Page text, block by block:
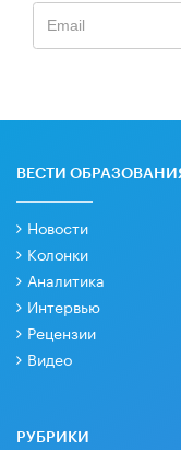
ВЕСТИ
Новости
Колонки
Аналитика
Интервью
Рецензии
Видео
РУБРИКИ